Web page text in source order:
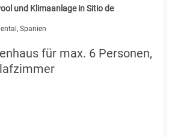
und Klimaanlage in Sitio de
Spanien
für max. 6 Personen,